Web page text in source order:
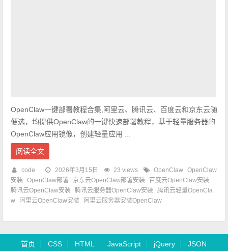
OpenClaw一键部署教程合集,阿里云、腾讯云、百度云和京东云随
便选，均提供OpenClaw的一键快速部署教程，基于轻量服务器的
OpenClaw应用镜像，创建轻量应用 ...
阅读全文
code 2026年3月15日 23 views OpenClaw OpenClaw
安装 OpenClaw部署 京东云OpenClaw部署安装
百度云OpenClaw安装
腾讯云OpenClaw安装 腾讯云服务器OpenClaw安装 腾讯云轻量OpenCla
w
阿里云OpenClaw安装 阿里云服务器安装OpenClaw
首页 CSS HTML JavaScript jQuery JSON